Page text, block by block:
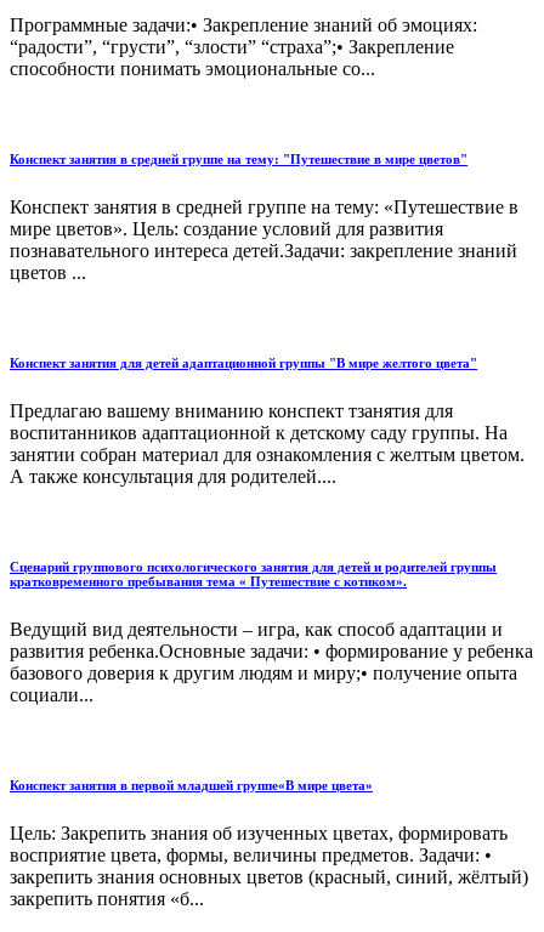
Программные задачи:• Закрепление знаний об эмоциях:
“радости”, “грусти”, “злости” “страха”;• Закрепление
способности понимать эмоциональные со...
Конспект занятия в средней группе на тему: "Путешествие в мире цветов"
Конспект занятия в средней группе на тему: «Путешествие в
мире цветов». Цель: создание условий для развития
познавательного интереса детей.Задачи: закрепление знаний
цветов ...
Конспект занятия для детей адаптационной группы "В мире желтого цвета"
Предлагаю вашему вниманию конспект тзанятия для
воспитанников адаптационной к детскому саду группы. На
занятии собран материал для ознакомления с желтым цветом.
А также консультация для родителей....
Сценарий группового психологического занятия для детей и родителей группы
кратковременного пребывания тема « Путешествие с котиком».
Ведущий вид деятельности – игра, как способ адаптации и
развития ребенка.Основные задачи: • формирование у ребенка
базового доверия к другим людям и миру;• получение опыта
социали...
Конспект занятия в первой младшей группе«В мире цвета»
Цель: Закрепить знания об изученных цветах, формировать
восприятие цвета, формы, величины предметов. Задачи: •
закрепить знания основных цветов (красный, синий, жёлтый)
закрепить понятия «б...